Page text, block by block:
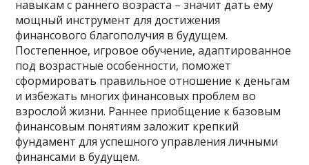
навыкам с раннего возраста – значит дать ему
мощный инструмент для достижения
финансового благополучия в будущем.
Постепенное, игровое обучение, адаптированное
под возрастные особенности, поможет
сформировать правильное отношение к деньгам
и избежать многих финансовых проблем во
взрослой жизни. Раннее приобщение к базовым
финансовым понятиям заложит крепкий
фундамент для успешного управления личными
финансами в будущем.